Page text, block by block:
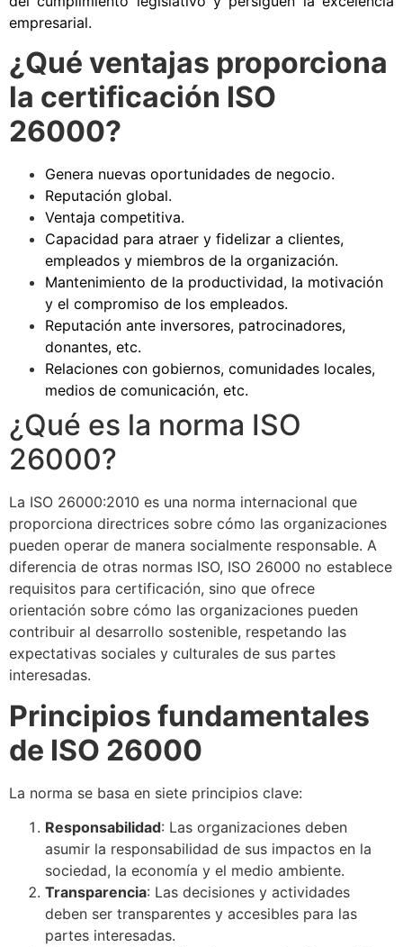
empresarial.
¿Qué ventajas proporciona
la certificación ISO
26000?
Genera nuevas oportunidades de negocio.
Reputación global.
Ventaja competitiva.
Capacidad para atraer y fidelizar a clientes,
empleados y miembros de la organización.
Mantenimiento de la productividad, la motivación
y el compromiso de los empleados.
Reputación ante inversores, patrocinadores,
donantes, etc.
Relaciones con gobiernos, comunidades locales,
medios de comunicación, etc.
¿Qué es la norma ISO
26000?
La ISO 26000:2010 es una norma internacional que
proporciona directrices sobre cómo las organizaciones
pueden operar de manera socialmente responsable. A
diferencia de otras normas ISO, ISO 26000 no establece
requisitos para certificación, sino que ofrece
orientación sobre cómo las organizaciones pueden
contribuir al desarrollo sostenible, respetando las
expectativas sociales y culturales de sus partes
interesadas.
Principios fundamentales
de ISO 26000
La norma se basa en siete principios clave:
Responsabilidad: Las organizaciones deben
asumir la responsabilidad de sus impactos en la
sociedad, la economía y el medio ambiente.
Transparencia: Las decisiones y actividades
deben ser transparentes y accesibles para las
partes interesadas.